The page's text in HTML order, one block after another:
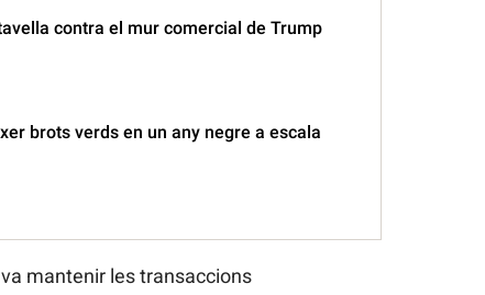
contra el mur comercial de Trump
brots verds en un any negre a escala
mantenir les transaccions